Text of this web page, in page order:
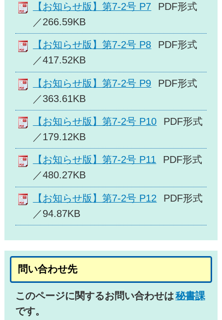
【お知らせ版】第7-2号 P7
PDF形式
／266.59KB
【お知らせ版】第7-2号 P8
PDF形式
／417.52KB
【お知らせ版】第7-2号 P9
PDF形式
／363.61KB
【お知らせ版】第7-2号 P10
PDF形式
／179.12KB
【お知らせ版】第7-2号 P11
PDF形式
／480.27KB
【お知らせ版】第7-2号 P12
PDF形式
／94.87KB
問い合わせ先
このページに関するお問い合わせは秘書課
です。